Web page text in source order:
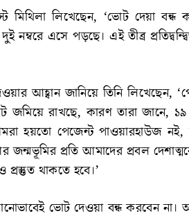
লিখেছেন, ‘ভোট দেয়া বন্ধ
নম্বরে এসে পড়ছে। এই তীব্র
আহ্বান জানিয়ে তিনি লিখেছেন,
রাখছে, কারণ তারা জানে, ১৯
হয়তো পেজেন্ট পাওয়ারহাউজ নই,
প্রতি আমাদের প্রবল
প্রস্তুত থাকতে হবে।’
ভোট দেওয়া বন্ধ করবেন না।